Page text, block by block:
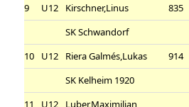
9
U12 Kirschner,Linus 835
SK Schwandorf
10
U12 Riera Galmés,Lukas 914
SK Kelheim 1920
11
U12 Luber,Maximilian